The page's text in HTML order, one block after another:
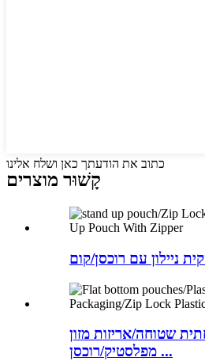
כתוב את הודעתך כאן ושלח אלינו
קָשׁוּר מוצרים
שטוחה/אריזות מזון
מפלסטיק/רוכסן ...